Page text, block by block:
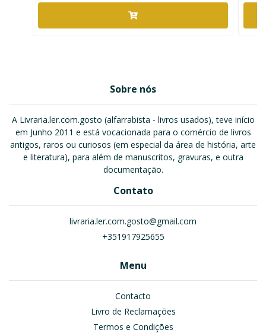
Sobre nós
A Livraria.ler.com.gosto (alfarrabista - livros usados), teve início
em Junho 2011 e está vocacionada para o comércio de livros
antigos, raros ou curiosos (em especial da área de história, arte
e literatura), para além de manuscritos, gravuras, e outra
documentação.
Contato
livraria.ler.com.gosto@gmail.com
+351917925655
Menu
Contacto
Livro de Reclamações
Termos e Condições